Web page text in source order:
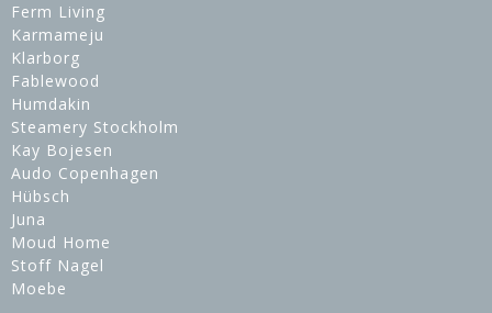
Ferm Living
Karmameju
Klarborg
Fablewood
Humdakin
Steamery Stockholm
Kay Bojesen
Audo Copenhagen
Hübsch
Juna
Moud Home
Stoff Nagel
Moebe